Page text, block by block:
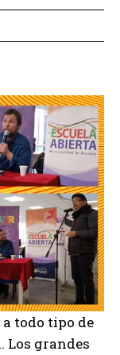
todo tipo de
Los grandes